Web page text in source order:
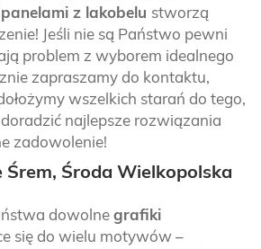
panelami z lakobelu stworzą
Jeśli nie są Państwo pewni
problem z wyborem idealnego
zapraszamy do kontaktu,
wszelkich starań do tego,
najlepsze rozwiązania
zadowolenie!
Śrem, Środa Wielkopolska
dowolne grafiki
się do wielu motywów –